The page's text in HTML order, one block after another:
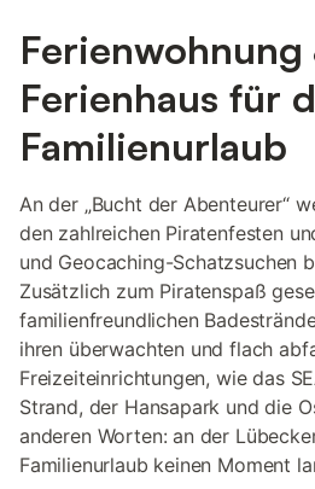
Ferienwohnung
Ferienhaus für
Familienurlaub
An der „Bucht der Abenteurer“
den zahlreichen Piratenfesten
und Geocaching-Schatzsuchen
Zusätzlich zum Piratenspaß
familienfreundlichen
ihren überwachten und flach
Freizeiteinrichtungen, wie das
Strand, der Hansapark und die
anderen Worten: an der
Familienurlaub keinen Moment